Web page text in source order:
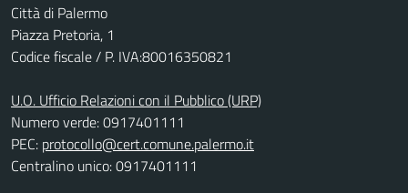
Città di Palermo
Piazza Pretoria, 1
Codice fiscale / P. IVA:80016350821
U.O. Ufficio Relazioni con il Pubblico (URP)
Numero verde: 0917401111
PEC: protocollo@cert.comune.palermo.it
Centralino unico: 0917401111